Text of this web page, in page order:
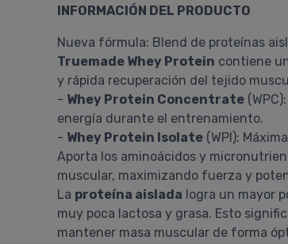
INFORMACIÓN DEL PRODUCTO
Nueva fórmula: Blend de proteínas
Truemade Whey Protein contiene
y rápida recuperación del tejido
- Whey Protein Concentrate
energía durante el entrenamiento.
- Whey Protein Isolate (WPI):
Aporta los aminoácidos y
muscular, maximizando fuerza y
La proteína aislada logra un mayor
muy poca lactosa y grasa. Esto
mantener masa muscular de forma